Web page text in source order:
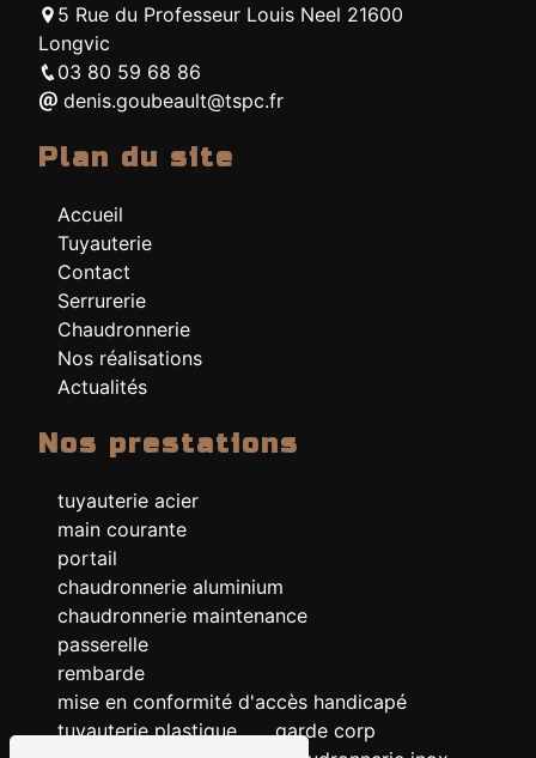
5 Rue du Professeur Louis Neel 21600
Longvic
03 80 59 68 86
denis.goubeault@tspc.fr
Plan du site
Accueil
Tuyauterie
Contact
Serrurerie
Chaudronnerie
Nos réalisations
Actualités
Nos prestations
tuyauterie acier
main courante
portail
chaudronnerie aluminium
chaudronnerie maintenance
passerelle
rembarde
mise en conformité d'accès handicapé
tuyauterie plastique
garde corp